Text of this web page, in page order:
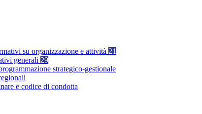
su organizzazione e attività 21
generali 29
strategico-gestionale
e codice di condotta